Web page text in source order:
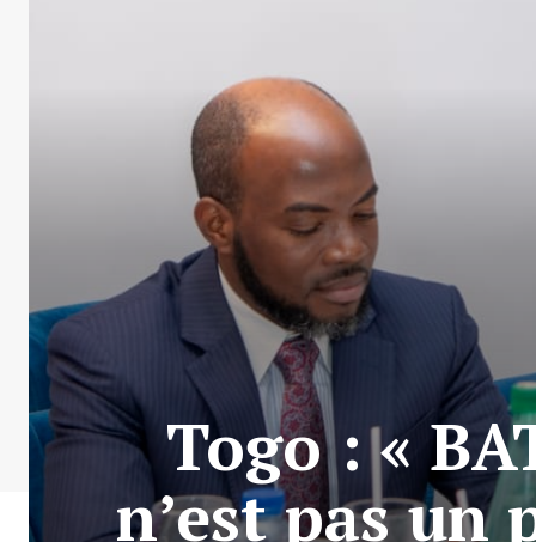
Togo : «
n’est pas